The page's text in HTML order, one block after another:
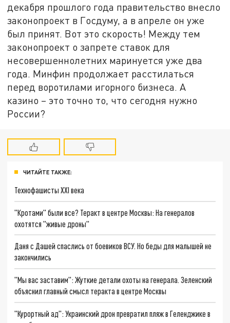
декабря прошлого года правительство внесло
законопроект в Госдуму, а в апреле он уже
был принят. Вот это скорость! Между тем
законопроект о запрете ставок для
несовершеннолетних маринуется уже два
года. Минфин продолжает расстилаться
перед воротилами игорного бизнеса. А
казино – это точно то, что сегодня нужно
России?
ЧИТАЙТЕ ТАКЖЕ:
Технофашисты XXI века
"Кротами" были все? Теракт в центре Москвы: На генералов
охотятся "живые дроны"
Даня с Дашей спаслись от боевиков ВСУ. Но беды для малышей не
закончились
"Мы вас заставим": Жуткие детали охоты на генерала. Зеленский
объяснил главный смысл теракта в центре Москвы
"Курортный ад": Украинский дрон превратил пляж в Геленджике в